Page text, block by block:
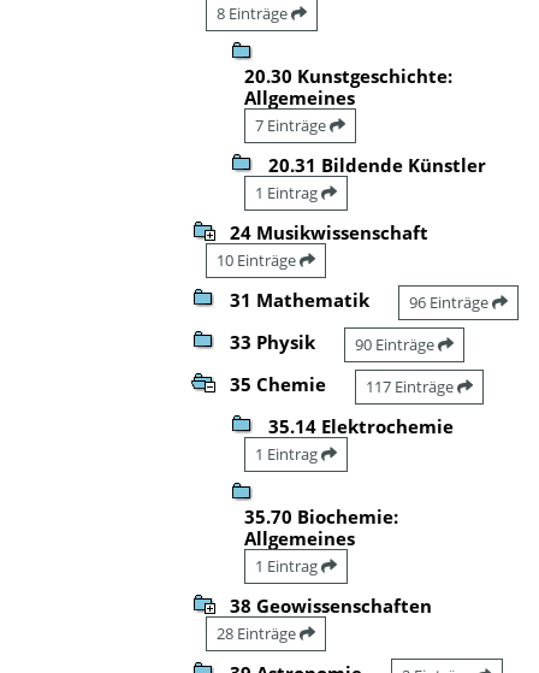
8 Einträge
20.30 Kunstgeschichte:
Allgemeines
7 Einträge
20.31 Bildende Künstler
1 Eintrag
24 Musikwissenschaft
10 Einträge
31 Mathematik 96 Einträge
33 Physik 90 Einträge
35 Chemie 117 Einträge
35.14 Elektrochemie
1 Eintrag
35.70 Biochemie:
Allgemeines
1 Eintrag
38 Geowissenschaften
28 Einträge